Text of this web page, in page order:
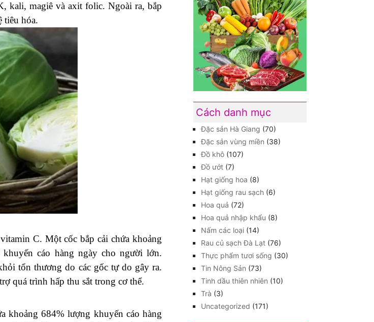
kali, magiê và axit folic. Ngoài ra, bắp
tiêu hóa.
C. Một cốc bắp cải chứa khoảng
cáo hàng ngày cho người lớn.
tổn thương do các gốc tự do gây ra.
quá trình hấp thu sắt trong cơ thể.
khoảng 684% lượng khuyến cáo hàng
Cách danh mục
Đặc sản Hà Giang (70)
Đặc sản vùng miền (38)
Đồ khô (107)
Đồ ướt (7)
Hạt giống hoa (8)
Hạt giống rau sạch (6)
Hoa quả (72)
Hoa quả nhập khẩu (8)
Nấm các loại (14)
Rau củ sạch Đà Lạt (76)
Thực phẩm tươi sống (30)
Tin Nông Sản (73)
Tinh dầu thiên nhiên (10)
Trà (3)
Uncategorized (171)